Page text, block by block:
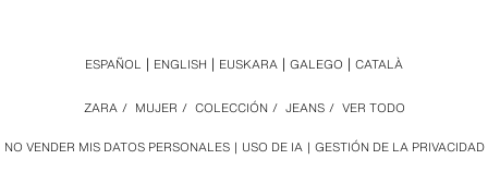
NO VENDER MIS DATOS PERSONALES USO DE IA GESTIÓN DE LA PRIVACIDAD
ZARA / MUJER / COLECCIÓN / JEANS / VER TODO
ESPAÑOL ENGLISH EUSKARA GALEGO CATALÀ